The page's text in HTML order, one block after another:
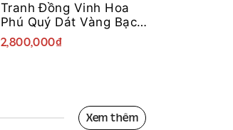
Tranh Đồng Vinh Hoa
Phú Quý Dát Vàng Bạc
Khung Hiện Đại
2,800,000₫
Xem thêm